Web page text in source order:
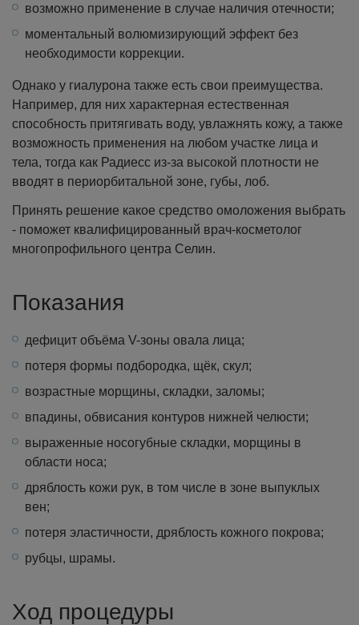
возможно применение в случае наличия отечности;
моментальный волюмизирующий эффект без
необходимости коррекции.
Однако у гиалурона также есть свои преимущества.
Например, для них характерная естественная
способность притягивать воду, увлажнять кожу, а также
возможность применения на любом участке лица и
тела, тогда как Радиесс из-за высокой плотности не
вводят в периорбитальной зоне, губы, лоб.
Принять решение какое средство омоложения выбрать
- поможет квалифицированный врач-косметолог
многопрофильного центра Селин.
Показания
дефицит объёма V-зоны овала лица;
потеря формы подбородка, щёк, скул;
возрастные морщины, складки, заломы;
впадины, обвисания контуров нижней челюсти;
выраженные носогубные складки, морщины в
области носа;
дряблость кожи рук, в том числе в зоне выпуклых
вен;
потеря эластичности, дряблость кожного покрова;
рубцы, шрамы.
Ход процедуры